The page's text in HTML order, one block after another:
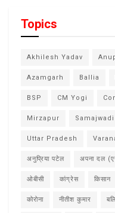
Topics
Akhilesh Yadav
Azamgarh Ballia
BSP CM Yogi
Mirzapur
Uttar Pradesh
अनुप्रिया पटेल अपना दल
ओबीसी कांग्रेस किसान
कोरोना नीतीश कुमार